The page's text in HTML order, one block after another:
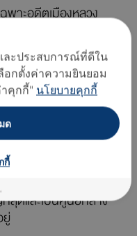
พาะอดีตเมืองหลวง
นยิ่งใหญ่ ศูนย์กลาง
คนี้ โดยเป็นแหล่งรวม
รงคุณค่ามากมาย ซึ่ง
วด ลองมาดูเกร็ดน่ารู้
นดีกว่า
น ตาม
เป็นเมือง
ระชากรกว่า 5 ล้านคน
เถรวาท (หินยาน) แต่
าติอื่นๆในอาเซียน
สุดและเป็นศูนย์กลาง
ละประสบการณ์ที่ดีใน
อกตั้งค่าความยินยอม
คุกกี้" นโยบายคุกกี้
ด
กี้